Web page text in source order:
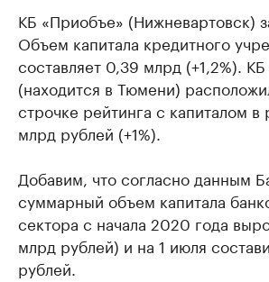
КБ «Приобъе» (Нижневартовск)
Объем капитала кредитного
составляет 0,39 млрд (+1,2%).
(находится в Тюмени)
строчке рейтинга с капиталом
млрд рублей (+1%).
Добавим, что согласно данным
суммарный объем капитала
сектора с начала 2020 года
млрд рублей) и на 1 июля
рублей.